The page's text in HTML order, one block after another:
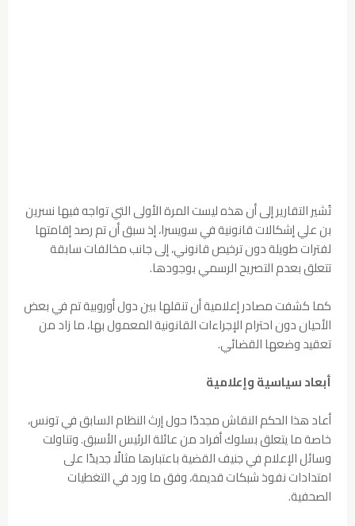
تُشير التقارير إلى أن هذه ليست المرة الأولى التي تواجه فيها نسرين
بن علي إشكالات قانونية في سويسرا، إذ سبق أن تم رصد إقامتها
لفترات طويلة دون ترخيص قانوني، إلى جانب مخالفات سابقة
تتعلق بعدم التصريح الرسمي بوجودها.
كما كشفت مصادر إعلامية أن تنقلها بين دول أوروبية تم في بعض
الأحيان دون احترام الإجراءات القانونية المعمول بها، ما زاد من
تعقيد وضعها القضائي.
أبعاد سياسية وإعلامية
أعاد هذا الحكم النقاش مجددًا حول إرث النظام السابق في تونس،
خاصة ما يتعلق بسلوك أفراد من عائلة الرئيس الأسبق. وتناولت
وسائل الإعلام في جنيف القضية باعتبارها مثالًا جديدًا على
امتدادات نفوذ شبكات قديمة، وفق ما ورد في التغطيات
الصحفية.